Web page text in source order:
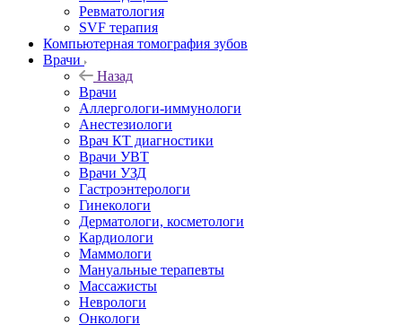
Ревматология
SVF терапия
Компьютерная томография зубов
Врачи
Назад
Врачи
Аллергологи-иммунологи
Анестезиологи
Врач КТ диагностики
Врачи УВТ
Врачи УЗД
Гастроэнтерологи
Гинекологи
Дерматологи, косметологи
Кардиологи
Маммологи
Мануальные терапевты
Массажисты
Неврологи
Онкологи